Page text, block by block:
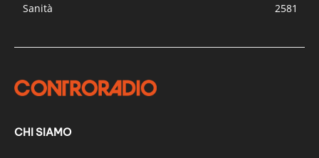
Sanità
2581
CHI SIAMO